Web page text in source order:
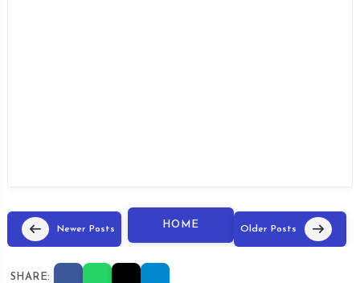
Newer Posts HOME Older Posts
SHARE: